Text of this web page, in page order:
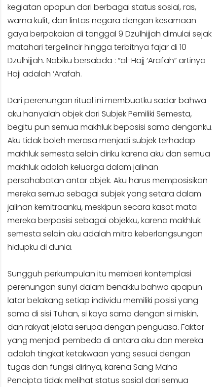
kegiatan apapun dari berbagai status sosial, ras,
warna kulit, dan lintas negara dengan kesamaan
gaya berpakaian di tanggal 9 Dzulhijjah dimulai sejak
matahari tergelincir hingga terbitnya fajar di 10
Dzulhijjah. Nabiku bersabda : “al-Hajj ‘Arafah” artinya
Haji adalah ‘Arafah.
Dari perenungan ritual ini membuatku sadar bahwa
aku hanyalah objek dari Subjek Pemiliki Semesta,
begitu pun semua makhluk beposisi sama denganku.
Aku tidak boleh merasa menjadi subjek terhadap
makhluk semesta selain diriku karena aku dan semua
makhluk adalah keluarga dalam jalinan
persahabatan antar objek. Aku harus memposisikan
mereka semua sebagai subjek yang setara dalam
jalinan kemitraanku, meskipun secara kasat mata
mereka berposisi sebagai objekku, karena makhluk
semesta selain aku adalah mitra keberlangsungan
hidupku di dunia.
Sungguh perkumpulan itu memberi kontemplasi
perenungan sunyi dalam benakku bahwa apapun
latar belakang setiap individu memiliki posisi yang
sama di sisi Tuhan, si kaya sama dengan si miskin,
dan rakyat jelata serupa dengan penguasa. Faktor
yang menjadi pembeda di antara aku dan mereka
adalah tingkat ketakwaan yang sesuai dengan
tugas dan fungsi dirinya, karena Sang Maha
Pencipta tidak melihat status sosial dari semua